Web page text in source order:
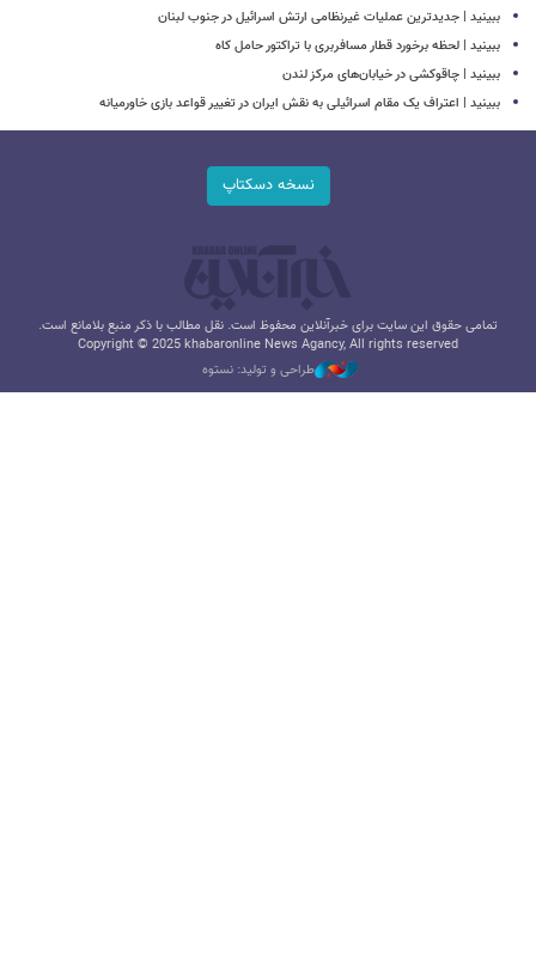
ببینید | جدیدترین عملیات غیرنظامی ارتش اسرائیل در جنوب لبنان
ببینید | لحظه برخورد قطار مسافربری با تراکتور حامل کاه
ببینید | چاقوکشی در خیابان‌های مرکز لندن
ببینید | اعتراف یک مقام اسرائیلی به نقش ایران در تغییر قواعد بازی خاورمیانه
نسخه دسکتاپ
تمامی حقوق این سایت برای خبرآنلاین محفوظ است. نقل مطالب با ذکر منبع بلامانع است.
Copyright © 2025 khabaronline News Agancy, All rights reserved
طراحی و تولید: نستوه